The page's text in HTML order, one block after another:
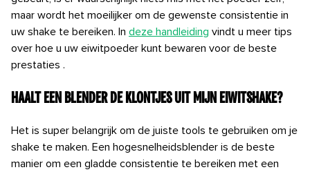
maar wordt het moeilijker om de gewenste consistentie in
uw shake te bereiken. In deze handleiding vindt u meer tips
over hoe u uw eiwitpoeder kunt bewaren voor de beste
prestaties .
Haalt een blender de klontjes uit mijn eiwitshake?
Het is super belangrijk om de juiste tools te gebruiken om je
shake te maken. Een hogesnelheidsblender is de beste
manier om een ​​gladde consistentie te bereiken met een